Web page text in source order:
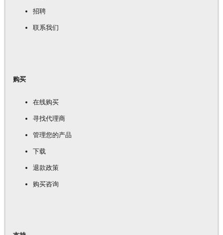
招聘
联系我们
购买
在线购买
寻找代理商
管理您的产品
下载
退款政策
购买咨询